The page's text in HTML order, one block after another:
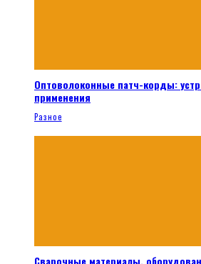
Оптоволоконные патч-корды:
применения
Разное
Сварочные материалы,